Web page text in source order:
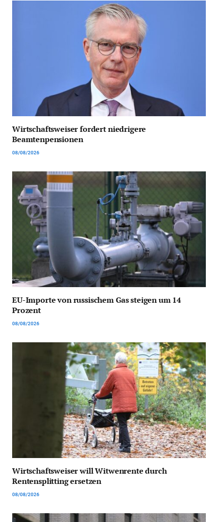
Wirtschaftsweiser fordert niedrigere
Beamtenpensionen
08/08/2026
EU-Importe von russischem Gas steigen um 14
Prozent
08/08/2026
Wirtschaftsweiser will Witwenrente durch
Rentensplitting ersetzen
08/08/2026